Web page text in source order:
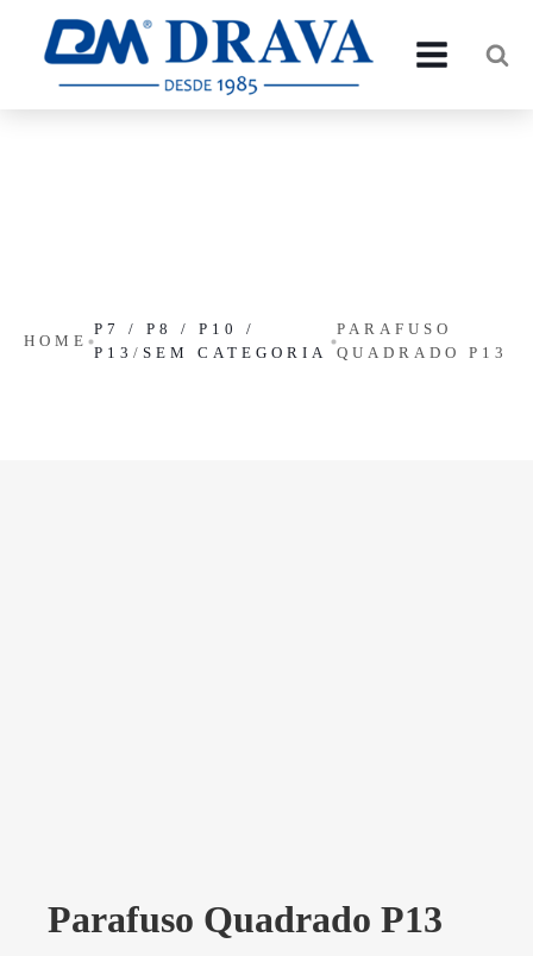
HOME
P7 / P8 / P10 /
P13 / SEM CATEGORIA
PARAFUSO
QUADRADO P13
Parafuso Quadrado P13